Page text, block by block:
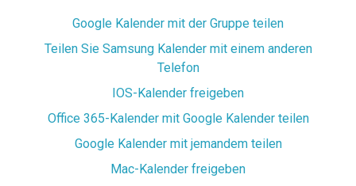
Google Kalender mit der Gruppe teilen
Teilen Sie Samsung Kalender mit einem anderen
Telefon
iOS-Kalender freigeben
Office 365-Kalender mit Google Kalender teilen
Google Kalender mit jemandem teilen
Mac-Kalender freigeben